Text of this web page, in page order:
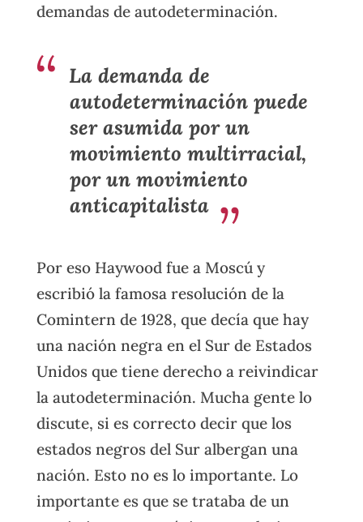
demandas de autodeterminación.
La demanda de
autodeterminación puede
ser asumida por un
movimiento multirracial,
por un movimiento
anticapitalista
Por eso Haywood fue a Moscú y
escribió la famosa resolución de la
Comintern de 1928, que decía que hay
una nación negra en el Sur de Estados
Unidos que tiene derecho a reivindicar
la autodeterminación. Mucha gente lo
discute, si es correcto decir que los
estados negros del Sur albergan una
nación. Esto no es lo importante. Lo
importante es que se trataba de un